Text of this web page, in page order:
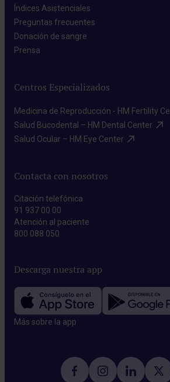
Índices Asistenciales​
Preguntas frecuentes​
Donación de sangre​
Prensa​
Centros Especializados
Medicina de Reproducción - HM Fertility
Salud Bucodental – HM Dental Center​
Salud Ocular – HM Eye Center​
Contacta con nosotros
Citación telefónica
91 937 00 00
Atención al paciente
800 088 050
Descarga nuestra app
Más sobre la app​